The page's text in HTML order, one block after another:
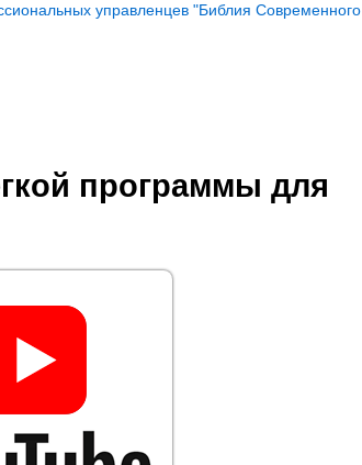
управленцев "Библия Современного
программы для